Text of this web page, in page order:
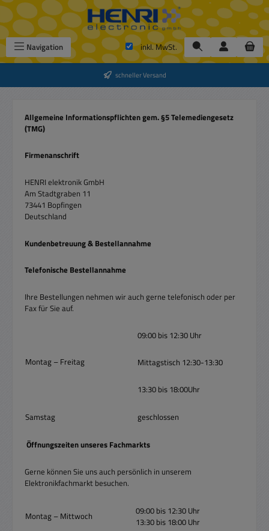
Zum Hauptinhalt springen
Navigation inkl. MwSt.
schneller Versand
Allgemeine Informationspflichten gem. §5 Telemediengesetz
(TMG)
Firmenanschrift
HENRI elektronik GmbH
Am Stadtgraben 11
73441 Bopfingen
Deutschland
Kundenbetreuung & Bestellannahme
Telefonische Bestellannahme
Ihre Bestellungen nehmen wir auch gerne telefonisch oder per
Fax für Sie auf.
Montag – Freitag
09:00 bis 12:30 Uhr
Mittagstisch 12:30-13:30
13:30 bis 18:00Uhr
Samstag geschlossen
Öffnungszeiten unseres Fachmarkts
Gerne können Sie uns auch persönlich in unserem
Elektronikfachmarkt besuchen.
Montag – Mittwoch
09:00 bis 12:30 Uhr
13:30 bis 18:00 Uhr